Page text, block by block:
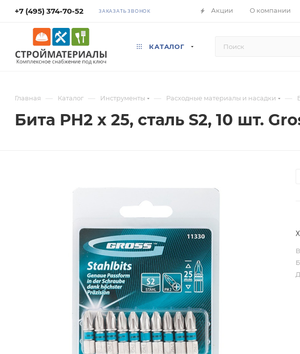
+7 (495) 374-70-52 ЗАКАЗАТЬ ЗВОНОК Акции О компании
КАТАЛОГ
Главная — Каталог — Инструменты — Расходные материалы и насадки —
Бита РН2 х 25, сталь S2, 10 шт.